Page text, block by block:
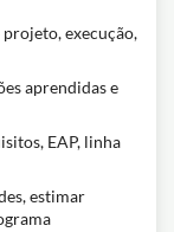
execução,
aprendidas e
EAP, linha
estimar